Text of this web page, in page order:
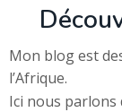
Mon blog est
l’Afrique.
Ici nous